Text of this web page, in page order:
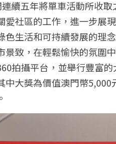
續五年將單車活動所收
愛社區的工作，進一步展
色生活和可持續發展的理
景致，在輕鬆愉快的氛圍
拍攝平台，並舉行豐富
中大獎為價值澳門幣